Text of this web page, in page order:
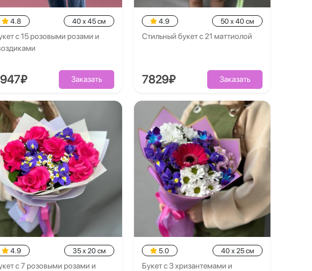
4.8 40 x 45 см
с 15 розовыми розами и
Заказать
4.9 50 x 40 см
Стильный букет с 21 маттиолой
7829₽ Заказать
4.9 35 x 20 см
с 7 розовыми розами и
5.0 40 x 25 см
Букет с 3 хризантемами и